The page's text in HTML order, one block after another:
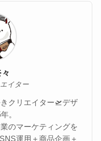
イター
クリエイター🛫デザ
。
のマーケティングを
運用＋商品企画＋